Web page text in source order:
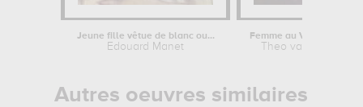
Jeune fille vêtue de blanc ou...
Edouard Manet Theo van
Autres oeuvres similaires